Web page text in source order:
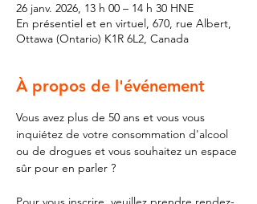
26 janv. 2026, 13 h 00 – 14 h 30 HNE
En présentiel et en virtuel, 670, rue Albert,
Ottawa (Ontario) K1R 6L2, Canada
À propos de l'événement
Vous avez plus de 50 ans et vous vous
inquiétez de votre consommation d'alcool
ou de drogues et vous souhaitez un espace
sûr pour en parler ?